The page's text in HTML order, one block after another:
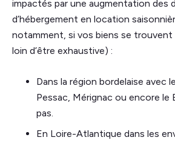
impactés par une augmentation des
d’hébergement en location
notamment, si vos biens se trouvent
loin d’être exhaustive) :
Dans la région bordelaise avec
Pessac, Mérignac ou encore le
pas.
En Loire-Atlantique dans les